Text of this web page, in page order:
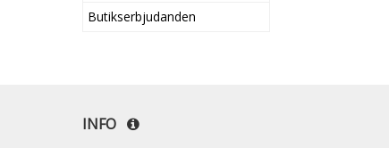
Butikserbjudanden
INFO